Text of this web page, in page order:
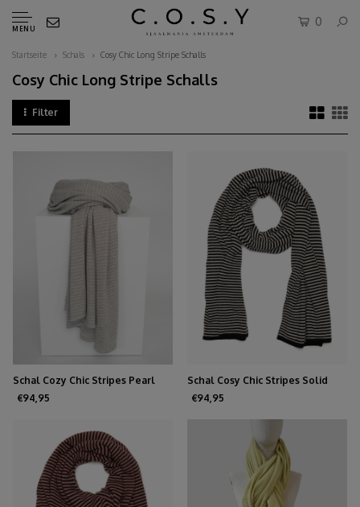
MENU
0
Startseite Schals Cosy Chic Long Stripe Schalls
Cosy Chic Long Stripe Schalls
Filter
Schal Cozy Chic Stripes Pearl
Grey / Sand
€94,95
Schal Cosy Chic Stripes Solid
Schwarz - Hellsand
€94,95